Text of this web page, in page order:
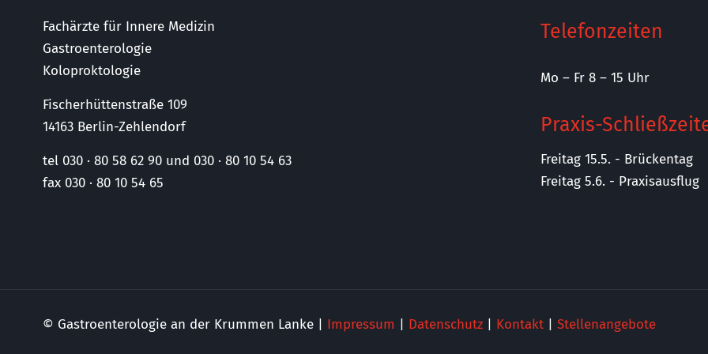
Fachärzte für Innere Medizin
Gastroenterologie
Koloproktologie
Fischerhüttenstraße 109
14163 Berlin-Zehlendorf
tel 030 · 80 58 62 90 und 030 · 80 10 54 63
fax 030 · 80 10 54 65
Telefonzeiten
Mo – Fr 8 – 15 Uhr
Praxis-
Freitag 15.5. - Brückentag
Freitag 5.6. - Praxisausflug
© Gastroenterologie an der Krummen Lanke | Impressum | Datenschutz | Kontakt | Stellenangebote